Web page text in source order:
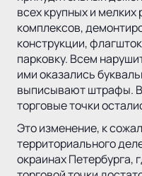
всех крупных и
комплексов,
конструкции,
парковку. Всем
ими оказались
выписывают штрафы.
торговые точки
Это изменение, к
территориального
окраинах Петербурга,